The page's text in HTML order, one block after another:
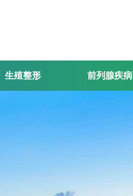
生殖整形 前列腺疾病